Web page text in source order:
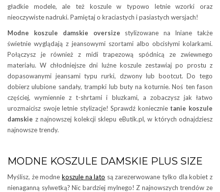
gładkie modele, ale też koszule w typowo letnie wzorki oraz
nieoczywiste nadruki. Pamiętaj o kraciastych i pasiastych wersjach!
Modne koszule damskie oversize stylizowane na lniane także
świetnie wyglądają z jeansowymi szortami albo obcisłymi kolarkami.
Połączysz je również z midi trapezową spódnicą ze zwiewnego
materiału. W chłodniejsze dni luźne koszule zestawiaj po prostu z
dopasowanymi jeansami typu rurki, dzwony lub bootcut. Do tego
dobierz ulubione sandały, trampki lub buty na koturnie. Noś ten fason
częściej, wymiennie z t-shrtami i bluzkami, a zobaczysz jak łatwo
urozmaicisz swoje letnie stylizacje! Sprawdź koniecznie tanie koszule
damskie z najnowszej kolekcji sklepu eButik.pl, w których odnajdziesz
najnowsze trendy.
MODNE KOSZULE DAMSKIE PLUS SIZE
Myślisz, że modne koszule na lato są zarezerwowane tylko dla kobiet z
nienaganną sylwetką? Nic bardziej mylnego! Z najnowszych trendów ze